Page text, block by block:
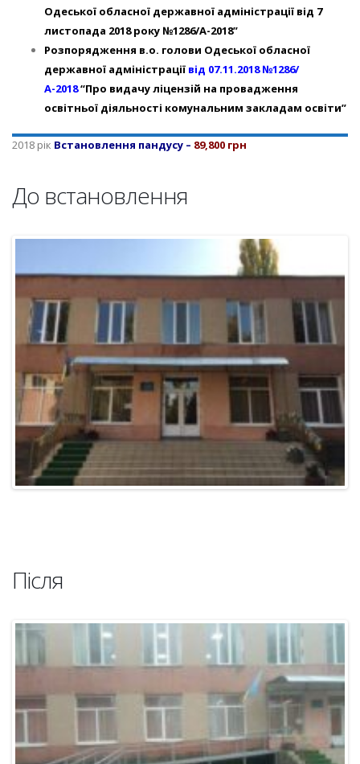
Одеської обласної державної адміністрації від 7
листопада 2018 року №1286/А-2018”
Розпорядження в.о. голови Одеської обласної
державної адміністрації від 07.11.2018 №1286/
А-2018“Про видачу ліцензій на провадження
освітньої діяльності комунальним закладам освіти”
2018 рік Встановлення пандусу – 89,800 грн
До встановлення
Після